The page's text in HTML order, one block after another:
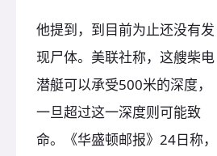
他提到，到目前为止还没有发
现尸体。美联社称，这艘柴电
潜艇可以承受500米的深度，
一旦超过这一深度则可能致
命。《华盛顿邮报》24日称，